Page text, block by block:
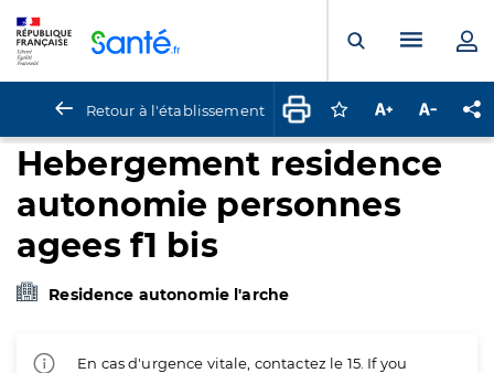
Ouvrir laMenu
Retour à l'établissement Connectez-vous
Augmenter la
Hebergement residence
autonomie personnes
agees f1 bis
Residence autonomie l'arche
En cas d'urgence vitale, contactez le 15. If you